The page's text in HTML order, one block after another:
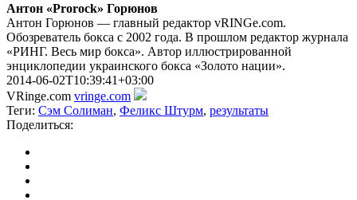
Антон «Prorock» Горюнов
Антон Горюнов — главный редактор vRINGe.com.
Обозреватель бокса с 2002 года. В прошлом редактор журнала
«РИНГ. Весь мир бокса». Автор иллюстрированной
энциклопедии украинского бокса «Золото нации».
2014-06-02T10:39:41+03:00
VRinge.com vringe.com
Теги: Сэм Солиман, Феликс Штурм, результаты
Поделиться: